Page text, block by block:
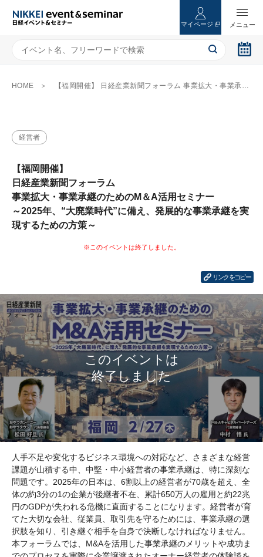
マイページ
HOME 【福岡開催】 日経産業新聞フォーラム 事業拡大・事業承継のためのM＆A活用セミナー ～2025年、“大廃業時代”に備え、発展的な事業承継を実現するための方策～
経営者
【福岡開催】
日経産業新聞フォーラム
事業拡大・事業承継のためのM＆A活用セミナー
～2025年、“大廃業時代”に備え、発展的な事業承継を実
現するための方策～
リンクをコピー
人手不足や変化するビジネス環境への対応など、さまざまな経営
課題が山積する中、中堅・中小経営者の事業承継は、特に深刻な
問題です。2025年の日本は、6割以上の経営者が70歳を超え、全
体の約3分の1の企業が後継者不在、累計650万人の雇用と約22兆
円のGDPが失われる危機に直面することになります。経営者が育
てた大切な会社、従業員、取引先を守るためには、事業承継の選
択肢を知り、引き継ぐ相手を自身で決断しなければなりません。
本フォーラムでは、M&Aを活用した事業承継のメリットや成功ま